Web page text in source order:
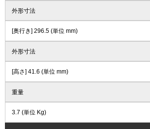
外形寸法
[奥行き] 296.5 (単位 mm)
外形寸法
[高さ] 41.6 (単位 mm)
重量
3.7 (単位 Kg)